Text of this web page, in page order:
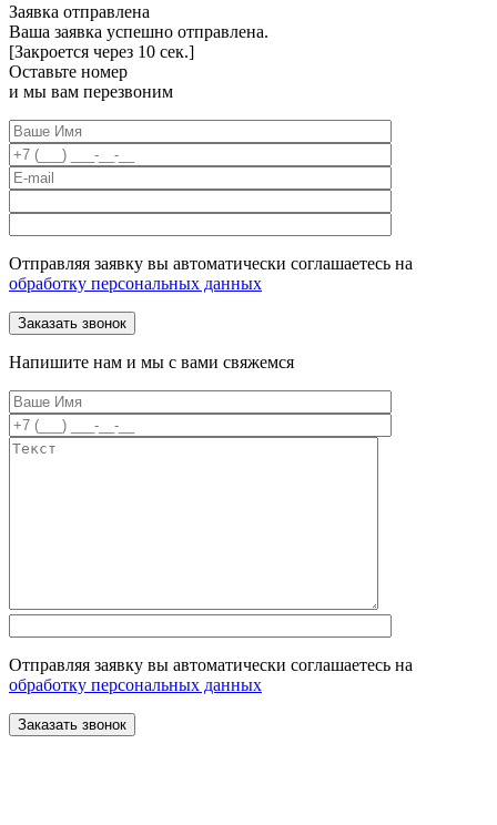
Заявка отправлена
Ваша заявка успешно отправлена.
[Закроется через 10 сек.]
Оставьте номер
и мы вам перезвоним
Отправляя заявку вы автоматически соглашаетесь на
обработку персональных данных
Напишите нам и мы с вами свяжемся
Отправляя заявку вы автоматически соглашаетесь на
обработку персональных данных